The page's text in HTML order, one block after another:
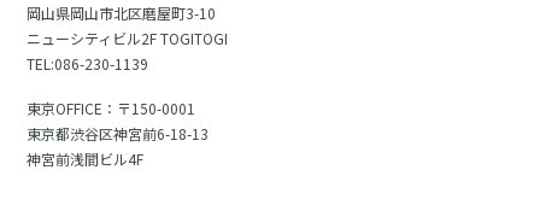
岡山県岡山市北区磨屋町3-10
ニューシティビル2F TOGITOGI
TEL:086-230-1139
東京OFFICE：〒150-0001
東京都渋谷区神宮前6-18-13
神宮前浅間ビル4F